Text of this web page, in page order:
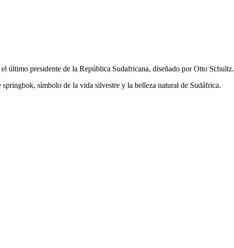
último presidente de la República Sudafricana, diseñado por Otto Schultz.
símbolo de la vida silvestre y la belleza natural de Sudáfrica.